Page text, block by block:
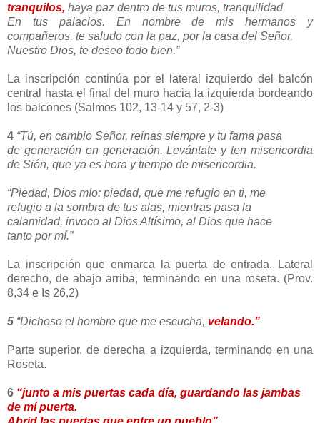
tranquilos, haya paz dentro de tus muros, tranquilidad
En tus palacios. En nombre de mis hermanos y
compañeros, te saludo con la paz, por la casa del Señor,
Nuestro Dios, te deseo todo bien.”
La inscripción continúa por el lateral izquierdo del balcón
central hasta el final del muro hacia la izquierda bordeando
los balcones (Salmos 102, 13-14 y 57, 2-3)
4 “Tú, en cambio Señor, reinas siempre y tu fama pasa
de generación en generación. Levántate y ten misericordia
de Sión, que ya es hora y tiempo de misericordia.
“Piedad, Dios mío: piedad, que me refugio en ti, me
refugio a la sombra de tus alas, mientras pasa la
calamidad, invoco al Dios Altísimo, al Dios que hace
tanto por mí.”
La inscripción que enmarca la puerta de entrada. Lateral
derecho, de abajo arriba, terminando en una roseta. (Prov.
8,34 e Is 26,2)
5 “Dichoso el hombre que me escucha, velando.”
Parte superior, de derecha a izquierda, terminando en una
Roseta.
6 “junto a mis puertas cada día, guardando las jambas
de mí puerta.